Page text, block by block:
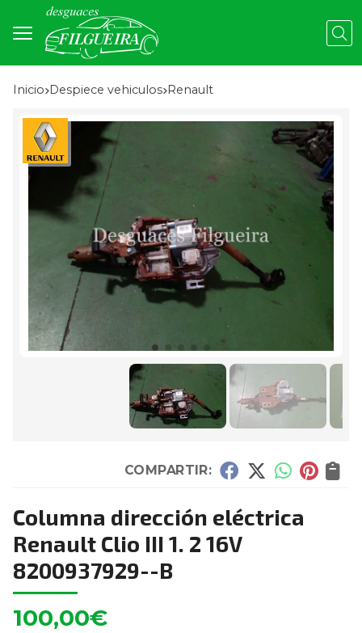
Inicio despiece vehiculos renault
COMPARTIR:
Columna dirección eléctrica
Renault Clio III 1. 2 16V
8200937929--B
100,00€